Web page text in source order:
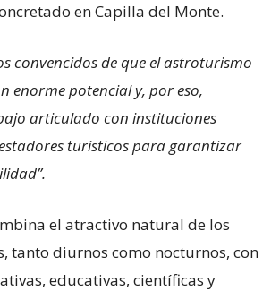
en Capilla del Monte.
convencidos de que el astroturismo
enorme potencial y, por eso,
articulado con instituciones
turísticos para garantizar
el atractivo natural de los
tanto diurnos como nocturnos, con
educativas, científicas y